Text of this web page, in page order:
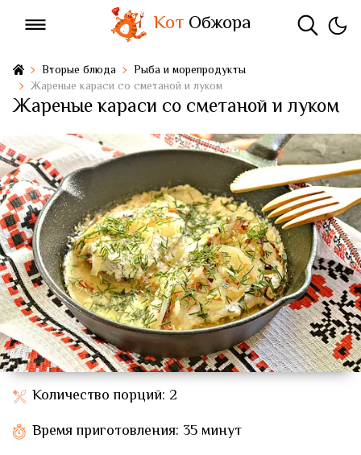
КотОбжора
Вторые блюда
Рыба и морепродукты
Жареные караси со сметаной и луком
Жареные караси со сметаной и луком
Количество порций: 2
Время приготовления: 35 минут